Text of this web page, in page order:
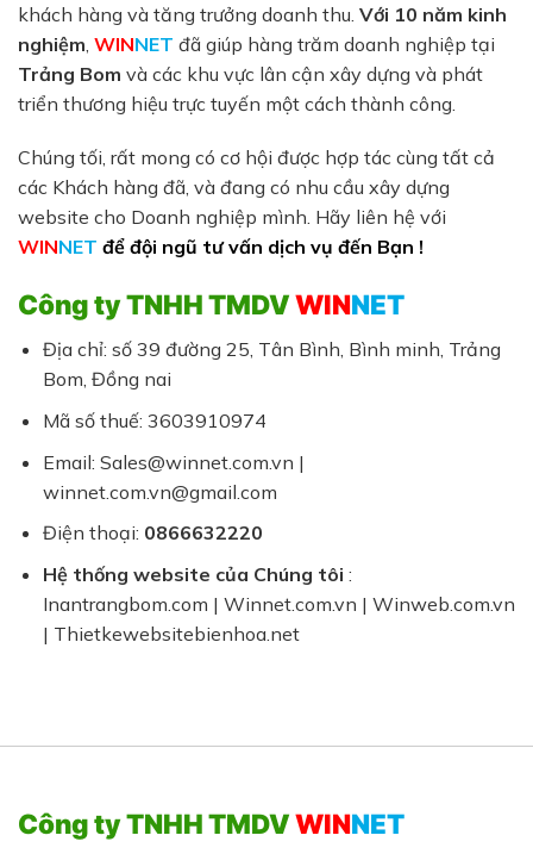
khách hàng và tăng trưởng doanh thu. Với 10 năm kinh
nghiệm WINNET đã giúp hàng trăm doanh nghiệp tại
Trảng Bom và các khu vực lân cận xây dựng và phát
triển thương hiệu trực tuyến một cách thành công.
Chúng tối, rất mong có cơ hội được hợp tác cùng tất cả
các Khách hàng đã, và đang có nhu cầu xây dựng
website cho Doanh nghiệp mình. Hãy liên hệ với
WINNET để đội ngũ tư vấn dịch vụ đến Bạn !
Công ty TNHH TMDVWINNET
Địa chỉ: số 39 đường 25, Tân Bình, Bình minh, Trảng
Bom, Đồng nai
Mã số thuế: 3603910974
Email: Sales@winnet.com.vn |
winnet.com.vn@gmail.com
Điện thoại: 0866632220
Hệ thống website của Chúng tôi :
Inantrangbom.com | Winnet.com.vn | Winweb.com.vn
| Thietkewebsitebienhoa.net
Công ty TNHH TMDVWINNET